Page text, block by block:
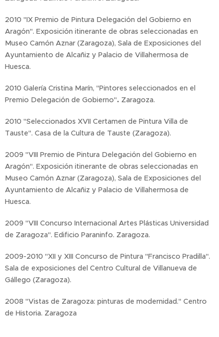
2010 "IX Premio de Pintura Delegación del Gobierno en
Aragón". Exposición itinerante de obras seleccionadas en
Museo Camón Aznar (Zaragoza), Sala de Exposiciones del
Ayuntamiento de Alcañiz y Palacio de Villahermosa de
Huesca.
2010 Galería Cristina Marín, "Pintores seleccionados en el
Premio Delegación de Gobierno". Zaragoza.
2010 "Seleccionados XVII Certamen de Pintura Villa de
Tauste". Casa de la Cultura de Tauste (Zaragoza).
2009 "VIII Premio de Pintura Delegación del Gobierno en
Aragón". Exposición itinerante de obras seleccionadas en
Museo Camón Aznar (Zaragoza), Sala de Exposiciones del
Ayuntamiento de Alcañiz y Palacio de Villahermosa de
Huesca.
2009 "VIII Concurso Internacional Artes Plásticas Universidad
de Zaragoza". Edificio Paraninfo. Zaragoza.
2009-2010 "XII y XIII Concurso de Pintura "Francisco Pradilla".
Sala de exposiciones del Centro Cultural de Villanueva de
Gállego (Zaragoza).
2008 "Vistas de Zaragoza: pinturas de modernidad." Centro
de Historia. Zaragoza